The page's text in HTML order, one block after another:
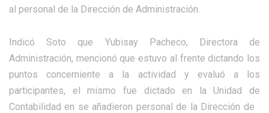
al personal de la Dirección de Administración.
Indicó Soto que Yubisay Pacheco, Directora de
Administración, mencionó que estuvo al frente dictando los
puntos concerniente a la actividad y evaluó a los
participantes, el mismo fue dictado en la Unidad de
Contabilidad en se añadieron personal de la Dirección de